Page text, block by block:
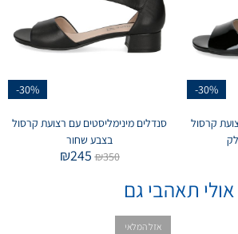
-30%
קרסול
-30%
סנדלים מינימליסטים עם רצועת קרסול
בצבע שחור
₪350
₪245
אולי תאהבי גם
אזל המלאי